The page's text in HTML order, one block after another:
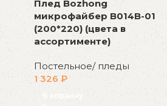
Плед Bozhong
микрофайбер В014В-01
(200*220) (цвета в
ассортименте)
Постельное/ пледы
1 326 ₽
В корзину